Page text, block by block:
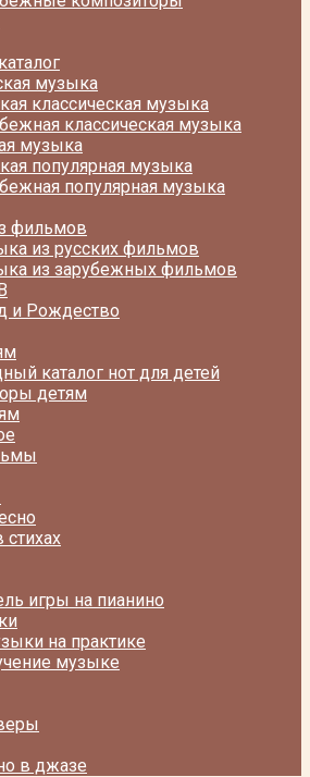
музыка
классическая музыка
классическая музыка
музыка
популярная музыка
популярная музыка
фильмов
из русских фильмов
из зарубежных фильмов
и Рождество
каталог нот для детей
детям
игры на пианино
на практике
музыке
в джазе